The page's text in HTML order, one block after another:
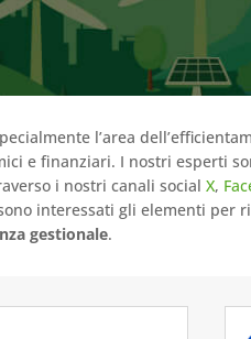
l’area
e finanziari. I nostri esperti
i nostri canali socialX,
interessati gli elementi per
gestionale.